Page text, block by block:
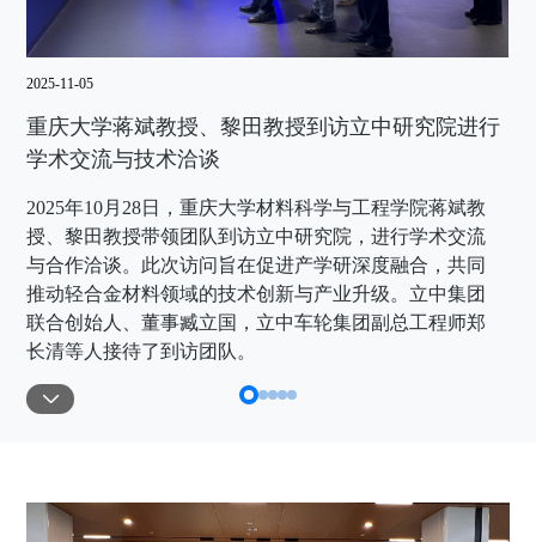
2025-11-05
重庆大学蒋斌教授、黎田教授到访立中研究院进行
学术交流与技术洽谈
2025年10月28日，重庆大学材料科学与工程学院蒋斌教
授、黎田教授带领团队到访立中研究院，进行学术交流
与合作洽谈。此次访问旨在促进产学研深度融合，共同
推动轻合金材料领域的技术创新与产业升级。立中集团
联合创始人、董事臧立国，立中车轮集团副总工程师郑
长清等人接待了到访团队。